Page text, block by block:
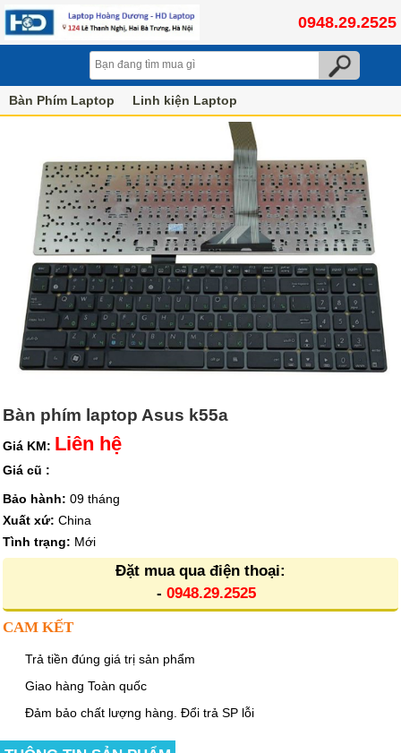
0948.29.2525
Bàn Phím Laptop
Linh kiện Laptop
Bàn phím laptop Asus k55a
Giá KM: Liên hệ
Giá cũ :
Bảo hành: 09 tháng
Xuất xứ: China
Tình trạng: Mới
Đặt mua qua điện thoại:
- 0948.29.2525
CAM KẾT
Trả tiền đúng giá trị sản phẩm
Giao hàng Toàn quốc
Đảm bảo chất lượng hàng. Đổi trả SP lỗi